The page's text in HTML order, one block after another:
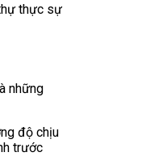
thực sự
những
độ chịu
trước